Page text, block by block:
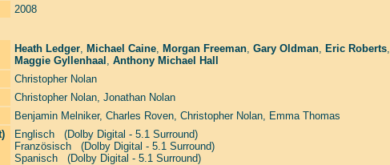
2008
Heath Ledger, Michael Caine, Morgan Freeman, Gary Oldman, Eric Roberts,
Maggie Gyllenhaal , Anthony Michael Hall
Christopher Nolan
Christopher Nolan, Jonathan Nolan
Benjamin Melniker, Charles Roven, Christopher Nolan, Emma Thomas
Englisch (Dolby Digital - 5.1 Surround)
Französisch (Dolby Digital - 5.1 Surround)
Spanisch (Dolby Digital - 5.1 Surround)